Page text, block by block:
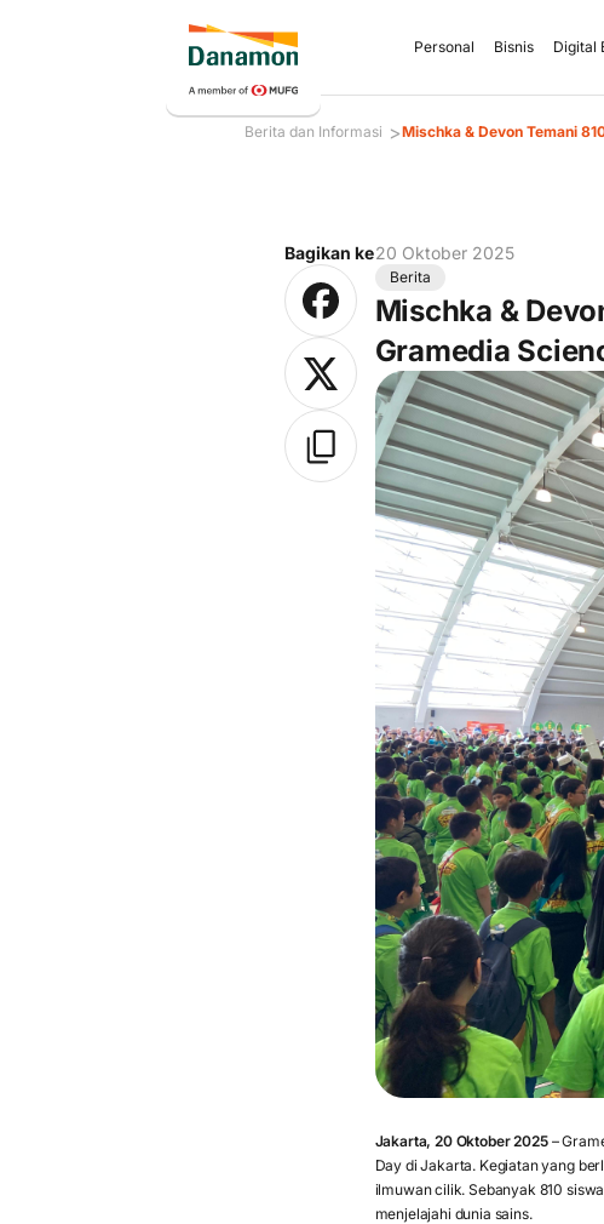
Personal Bisnis Digital
Berita dan Informasi >Mischka & Devon Temani
Bagikan ke20 Oktober 2025
Berita
Mischka &
Gramedia
Jakarta, 20 Oktober 2025–
Day di Jakarta. Kegiatan yang
ilmuwan cilik. Sebanyak 810
menjelajahi dunia sains.